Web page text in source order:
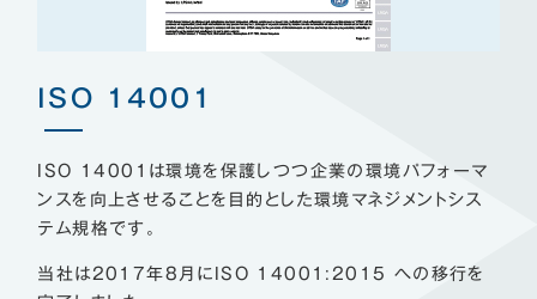
ISO 14001
ISO 14001は環境を保護しつつ企業の環境パフォーマ
ンスを向上させることを目的とした環境マネジメントシス
テム規格です。
当社は2017年8月にISO 14001:2015 への移行を